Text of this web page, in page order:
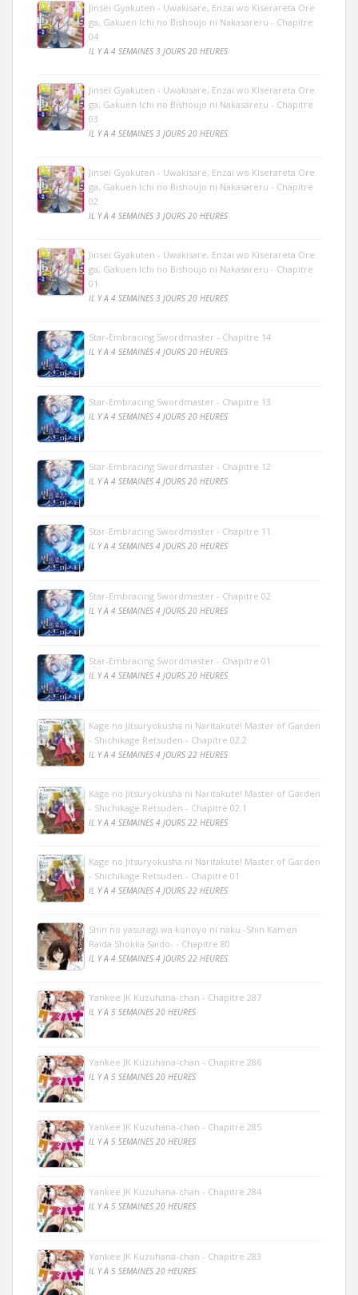
Jinsei Gyakuten - Uwakisare, Enzai wo Kiserareta Ore
ga, Gakuen Ichi no Bishoujo ni Nakasareru - Chapitre
04
IL Y A 4 SEMAINES 3 JOURS 20 HEURES
Jinsei Gyakuten - Uwakisare, Enzai wo Kiserareta Ore
ga, Gakuen Ichi no Bishoujo ni Nakasareru - Chapitre
03
IL Y A 4 SEMAINES 3 JOURS 20 HEURES
Jinsei Gyakuten - Uwakisare, Enzai wo Kiserareta Ore
ga, Gakuen Ichi no Bishoujo ni Nakasareru - Chapitre
02
IL Y A 4 SEMAINES 3 JOURS 20 HEURES
Jinsei Gyakuten - Uwakisare, Enzai wo Kiserareta Ore
ga, Gakuen Ichi no Bishoujo ni Nakasareru - Chapitre
01
IL Y A 4 SEMAINES 3 JOURS 20 HEURES
Star-Embracing Swordmaster - Chapitre 14
IL Y A 4 SEMAINES 4 JOURS 20 HEURES
Star-Embracing Swordmaster - Chapitre 13
IL Y A 4 SEMAINES 4 JOURS 20 HEURES
Star-Embracing Swordmaster - Chapitre 12
IL Y A 4 SEMAINES 4 JOURS 20 HEURES
Star-Embracing Swordmaster - Chapitre 11
IL Y A 4 SEMAINES 4 JOURS 20 HEURES
Star-Embracing Swordmaster - Chapitre 02
IL Y A 4 SEMAINES 4 JOURS 20 HEURES
Star-Embracing Swordmaster - Chapitre 01
IL Y A 4 SEMAINES 4 JOURS 20 HEURES
Kage no Jitsuryokusha ni Naritakute! Master of Garden
- Shichikage Retsuden - Chapitre 02.2
IL Y A 4 SEMAINES 4 JOURS 22 HEURES
Kage no Jitsuryokusha ni Naritakute! Master of Garden
- Shichikage Retsuden - Chapitre 02.1
IL Y A 4 SEMAINES 4 JOURS 22 HEURES
Kage no Jitsuryokusha ni Naritakute! Master of Garden
- Shichikage Retsuden - Chapitre 01
IL Y A 4 SEMAINES 4 JOURS 22 HEURES
Shin no yasuragi wa konoyo ni naku -Shin Kamen
Raida Shokka Saido- - Chapitre 80
IL Y A 4 SEMAINES 4 JOURS 22 HEURES
Yankee JK Kuzuhana-chan - Chapitre 287
IL Y A 5 SEMAINES 20 HEURES
Yankee JK Kuzuhana-chan - Chapitre 286
IL Y A 5 SEMAINES 20 HEURES
Yankee JK Kuzuhana-chan - Chapitre 285
IL Y A 5 SEMAINES 20 HEURES
Yankee JK Kuzuhana-chan - Chapitre 284
IL Y A 5 SEMAINES 20 HEURES
Yankee JK Kuzuhana-chan - Chapitre 283
IL Y A 5 SEMAINES 20 HEURES